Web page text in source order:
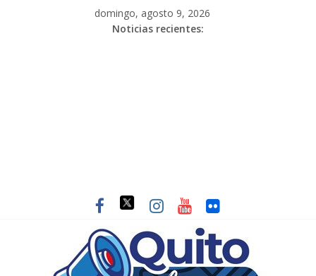
domingo, agosto 9, 2026
Noticias recientes: